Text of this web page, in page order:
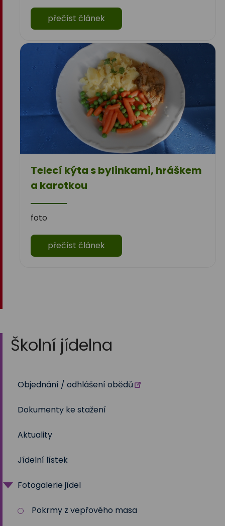
přečíst článek
Telecí kýta s bylinkami, hráškem
a karotkou
foto
přečíst článek
Školní jídelna
Objednání / odhlášení obědů
Dokumenty ke stažení
Aktuality
Jídelní lístek
Fotogalerie jídel
Pokrmy z vepřového masa